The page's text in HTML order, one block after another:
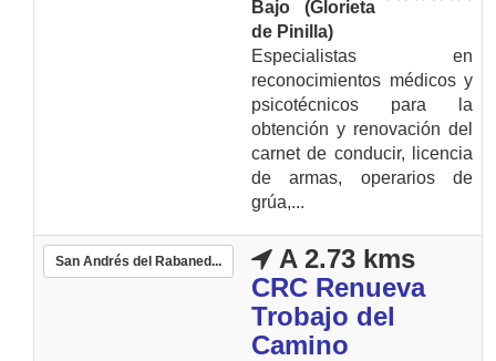
Bajo (Glorieta
de Pinilla)
Especialistas en
reconocimientos médicos y
psicotécnicos para la
obtención y renovación del
carnet de conducir, licencia
de armas, operarios de
grúa,...
San Andrés del Rabaned...
A 2.73 kms
CRC Renueva
Trobajo del
Camino